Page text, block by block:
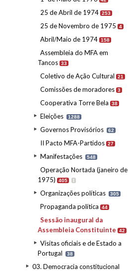
25 de Abril de 1974 253
25 de Novembro de 1975 4
Abril/Maio de 1974 158
Assembleia do MFA em
Tancos 33
Coletivo de Ação Cultural 21
Comissões de moradores 3
Cooperativa Torre Bela 38
Eleições 1288
Governos Provisórios 62
II Pacto MFA-Partidos 27
Manifestações 548
Operação Nortada (janeiro de
1975)
405 I
Organizações políticas 305
Propaganda política 44
Sessão inaugural da
Assembleia Constituinte
42
Visitas oficiais e de Estado a
Portugal
38
03. Democracia constitucional